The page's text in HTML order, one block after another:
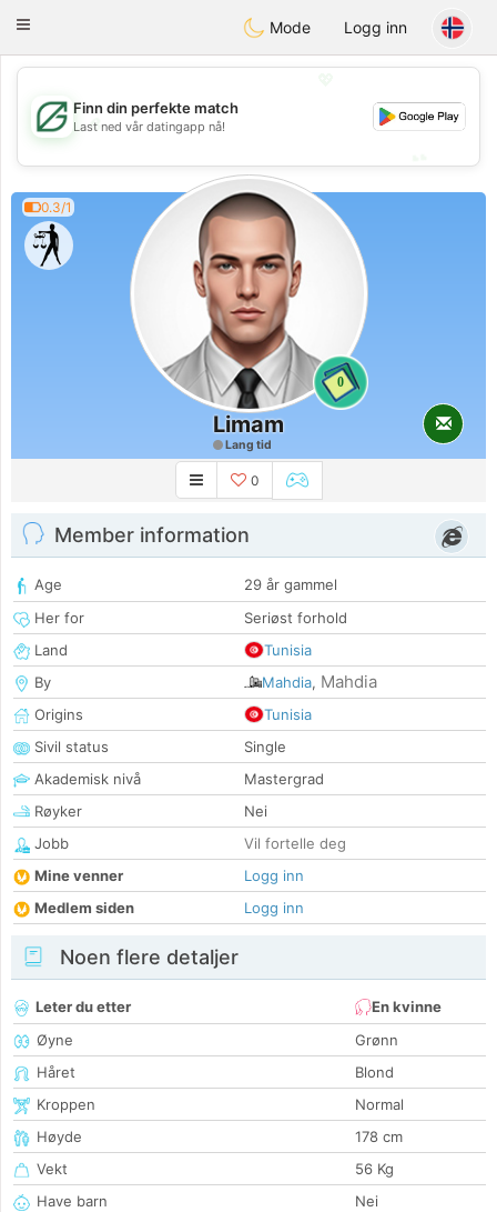
GulfDating
Toggle
Mode Logg inn
💖
💕
Finn din perfekte match
Last ned vår datingapp nå!
0.3/1
0
Limam
Lang tid
0
Member information
Age
29 år gammel
Her for
Seriøst forhold
Land
Tunisia
By
Mahdia, Mahdia
Origins
Tunisia
Sivil status
Single
Akademisk nivå
Mastergrad
Røyker
Nei
Jobb
Vil fortelle deg
Mine venner
Logg inn
Medlem siden
Logg inn
Noen flere detaljer
Leter du etter
En kvinne
Øyne
Grønn
Håret
Blond
Kroppen
Normal
Høyde
178 cm
Vekt
56 Kg
Have barn
Nei